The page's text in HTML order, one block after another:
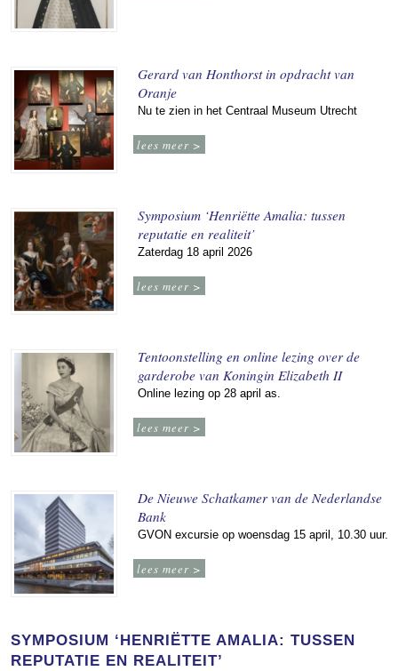
Gerard van Honthorst in opdracht van
Oranje
Nu te zien in het Centraal Museum Utrecht
lees meer >
Symposium ‘Henriëtte Amalia: tussen
reputatie en realiteit’
Zaterdag 18 april 2026
lees meer >
Tentoonstelling en online lezing over de
garderobe van Koningin Elizabeth II
Online lezing op 28 april as.
lees meer >
De Nieuwe Schatkamer van de Nederlandse
Bank
GVON excursie op woensdag 15 april, 10.30 uur.
lees meer >
SYMPOSIUM ‘HENRIËTTE AMALIA: TUSSEN
REPUTATIE EN REALITEIT’